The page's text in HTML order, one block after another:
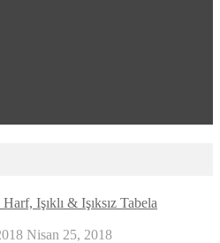
Işıklı & Işıksız Tabela
Nisan 25, 2018